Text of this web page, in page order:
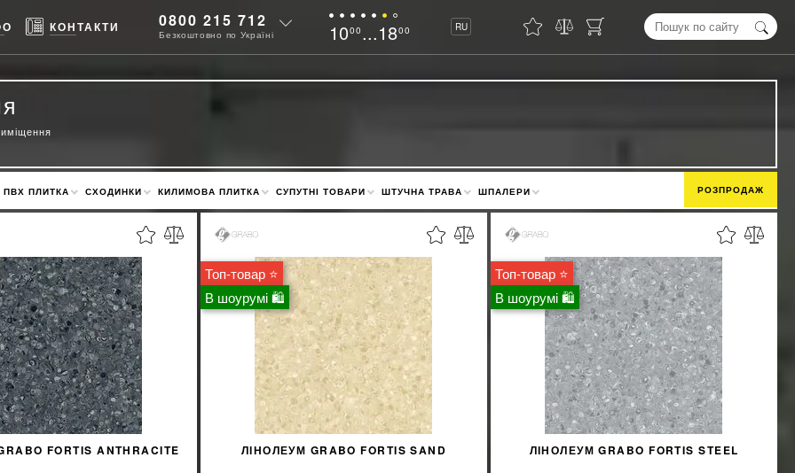
КОНТАКТИ 0800 215 712
Безкоштовно по Україні 1000 ...1800 RU
ПВХ ПЛИТКА СХОДИНКИ КИЛИМОВА ПЛИТКА СУПУТНІ ТОВАРИ ШТУЧНА ТРАВА ШПАЛЕРИ РОЗПРОДАЖ
FORTIS ANTHRACITE
Топ-товар ⭐
В шоурумі 🛍
ЛІНОЛЕУМ GRABO FORTIS SAND
Топ-товар ⭐
В шоурумі 🛍
ЛІНОЛЕУМ GRABO FORTIS STEEL